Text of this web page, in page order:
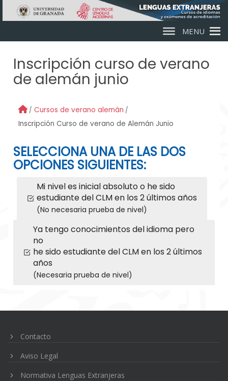
Skip to main content
MENU
Inscripción curso de verano
de alemán junio
Cursos de verano alemán
Inscripción Curso de verano de Alemán Junio
SELECCIONA UNA DE LAS DOS
OPCIONES SIGUIENTES:
Mi nivel es inicial absoluto o he sido
estudiante del CLM en los 2 últimos años
(No necesaria prueba de nivel)
Ya tengo conocimientos del idioma pero
no
he sido estudiante del CLM en los 2 últimos
años
(Necesaria prueba de nivel)
de
Contacto
Aviso Legal
Normativa Lenguas Extranjeras